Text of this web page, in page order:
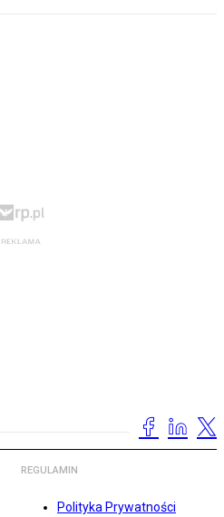
REGULAMIN
Polityka Prywatności